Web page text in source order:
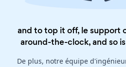
and to top it off, le support
around-the-clock, and so
De plus, notre équipe